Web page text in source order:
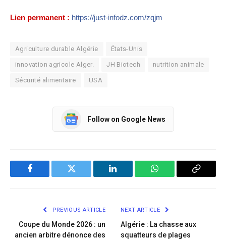
Lien permanent : https://just-infodz.com/zqjm
Agriculture durable Algérie États-Unis
innovation agricole Alger. JH Biotech nutrition animale
Sécurité alimentaire USA
Follow on Google News
Facebook Twitter LinkedIn WhatsApp Copy
PREVIOUS ARTICLE
Coupe du Monde 2026 : un
ancien arbitre dénonce des
NEXT ARTICLE
Algérie : La chasse aux
squatteurs de plages